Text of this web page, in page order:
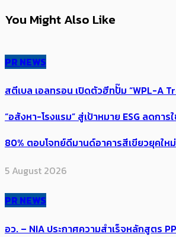
You Might Also Like
PR NEWS
สตีเบล เอลทรอน เปิดตัวฮีทปั๊ม “WPL-A
“อสังหา-โรงแรม” สู่เป้าหมาย ESG ลดกา
80% ตอบโจทย์ดีมานด์อาคารสีเขียวยุคใหม่
5 August 2026
PR NEWS
อว. – NIA ประกาศความสำเร็จหลักสูตร